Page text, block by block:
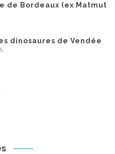
de Bordeaux (ex Matmut
dinosaures de Vendée